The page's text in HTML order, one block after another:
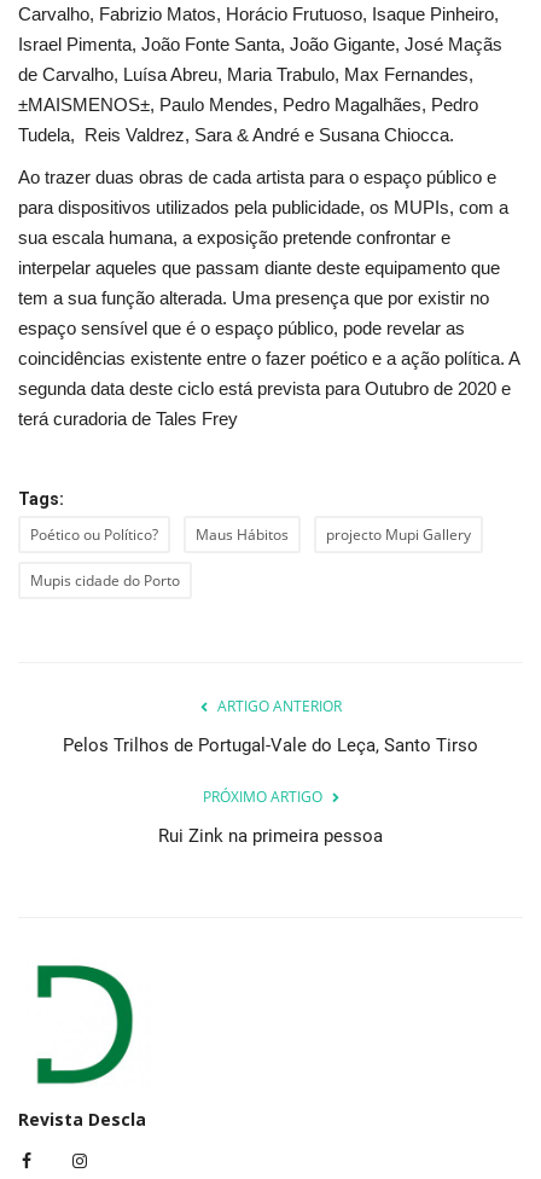
Carvalho, Fabrizio Matos, Horácio Frutuoso, Isaque Pinheiro,
Israel Pimenta, João Fonte Santa, João Gigante, José Maçãs
de Carvalho, Luísa Abreu, Maria Trabulo, Max Fernandes,
±MAISMENOS±, Paulo Mendes, Pedro Magalhães, Pedro
Tudela, Reis Valdrez, Sara & André e Susana Chiocca.
Ao trazer duas obras de cada artista para o espaço público e
para dispositivos utilizados pela publicidade, os MUPIs, com a
sua escala humana, a exposição pretende confrontar e
interpelar aqueles que passam diante deste equipamento que
tem a sua função alterada. Uma presença que por existir no
espaço sensível que é o espaço público, pode revelar as
coincidências existente entre o fazer poético e a ação política. A
segunda data deste ciclo está prevista para Outubro de 2020 e
terá curadoria de Tales Frey
Tags:
Poético ou Político? Maus Hábitos projecto Mupi Gallery
Mupis cidade do Porto
ARTIGO ANTERIOR
Pelos Trilhos de Portugal-Vale do Leça, Santo Tirso
PRÓXIMO ARTIGO
Rui Zink na primeira pessoa
Revista Descla